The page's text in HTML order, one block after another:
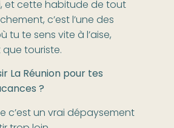
et cette habitude de tout
c’est l’une des
tu te sens vite à l’aise,
touriste.
La Réunion pour tes
?
c’est un vrai dépaysement